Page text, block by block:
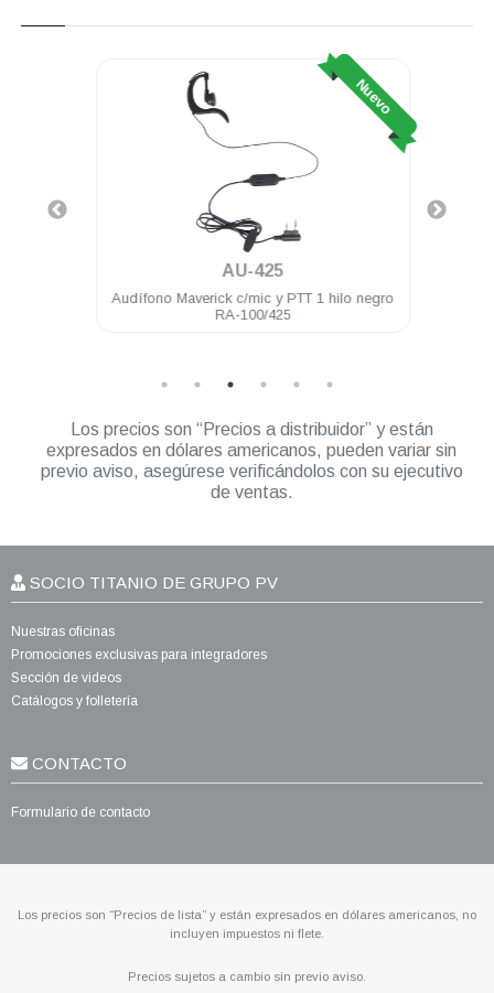
Nuevo
AU-425
Audífono Maverick c/mic y PTT 1 hilo negro
RA-100/425
Los precios son “Precios a distribuidor” y están
expresados en dólares americanos, pueden variar sin
previo aviso, asegúrese verificándolos con su ejecutivo
de ventas.
SOCIO TITANIO DE GRUPO PV
Nuestras oficinas
Promociones exclusivas para integradores
Sección de videos
Catálogos y folletería
CONTACTO
Formulario de contacto
Los precios son “Precios de lista” y están expresados en dólares americanos, no
incluyen impuestos ni flete.
Precios sujetos a cambio sin previo aviso.